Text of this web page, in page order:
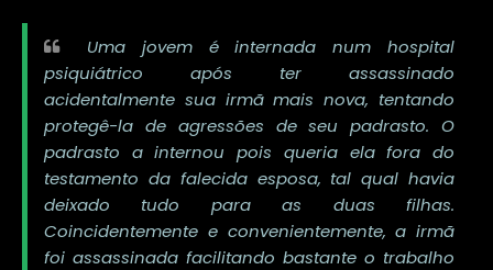
Uma jovem é internada num hospital
psiquiátrico após ter assassinado
acidentalmente sua irmã mais nova, tentando
protegê-la de agressões de seu padrasto. O
padrasto a internou pois queria ela fora do
testamento da falecida esposa, tal qual havia
deixado tudo para as duas filhas.
Coincidentemente e convenientemente, a irmã
foi assassinada facilitando bastante o trabalho